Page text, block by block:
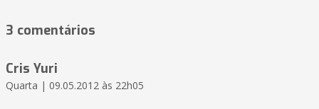
3 comentários
Cris Yuri
Quarta | 09.05.2012 às 22h05